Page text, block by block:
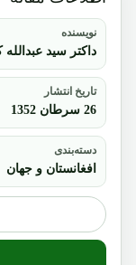
نویسنده
داکتر سید
تاریخ انتشار
26 سرطان 1352
دسته‌بندی
افغانستان و جهان